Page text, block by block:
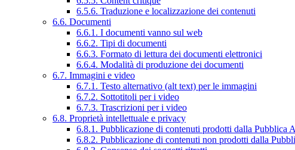
6.5.6. Traduzione e localizzazione dei contenuti
6.6. Documenti
6.6.1. I documenti vanno sul web
6.6.2. Tipi di documenti
6.6.3. Formato di lettura dei documenti elettronici
6.6.4. Modalità di produzione dei documenti
6.7. Immagini e video
6.7.1. Testo alternativo (alt text) per le immagini
6.7.2. Sottotitoli per i video
6.7.3. Trascrizioni per i video
6.8. Proprietà intellettuale e privacy
6.8.1. Pubblicazione di contenuti prodotti dalla Pubblica
6.8.2. Pubblicazione di contenuti non prodotti dalla